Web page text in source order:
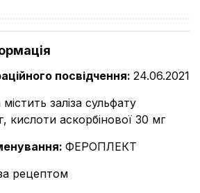
посвідчення: 24.06.2021
заліза сульфату
кислоти аскорбінової 30 мг
: ФЕРОПЛЕКТ
рецептом